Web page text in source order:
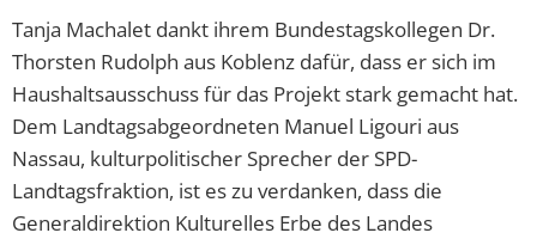
Tanja Machalet dankt ihrem Bundestagskollegen Dr.
Thorsten Rudolph aus Koblenz dafür, dass er sich im
Haushaltsausschuss für das Projekt stark gemacht hat.
Dem Landtagsabgeordneten Manuel Ligouri aus
Nassau, kulturpolitischer Sprecher der SPD-
Landtagsfraktion, ist es zu verdanken, dass die
Generaldirektion Kulturelles Erbe des Landes